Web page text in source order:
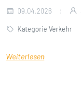
09.04.2026
Kategorie Verkehr
Weiterlesen